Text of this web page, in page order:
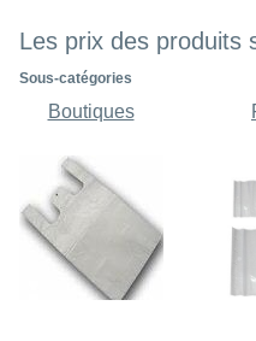
Les prix des produits
Sous-catégories
Boutiques